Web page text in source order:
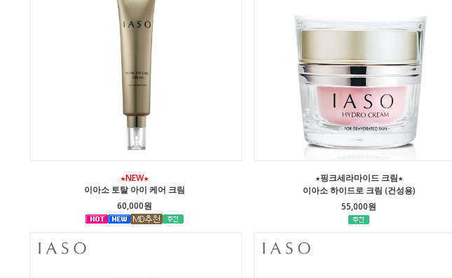
★NEW★
이아소 토탈 아이 케어 크림
60,000원
★핑크세라마이드 크림★
이아소 하이드로 크림 (건성용)
55,000원